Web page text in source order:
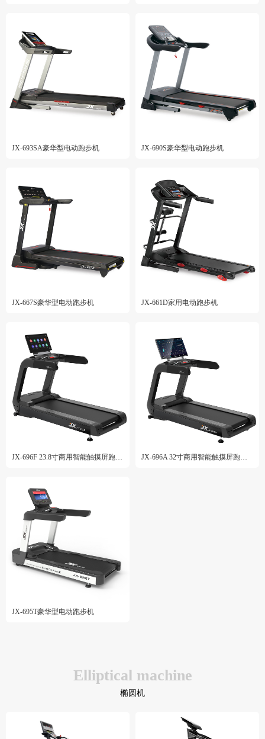
JX-693SA豪华型电动跑步机 JX-690S豪华型电动跑步机
JX-667S豪华型电动跑步机 JX-661D家用电动跑步机
JX-695T豪华型电动跑步机
Elliptical machine
椭圆机